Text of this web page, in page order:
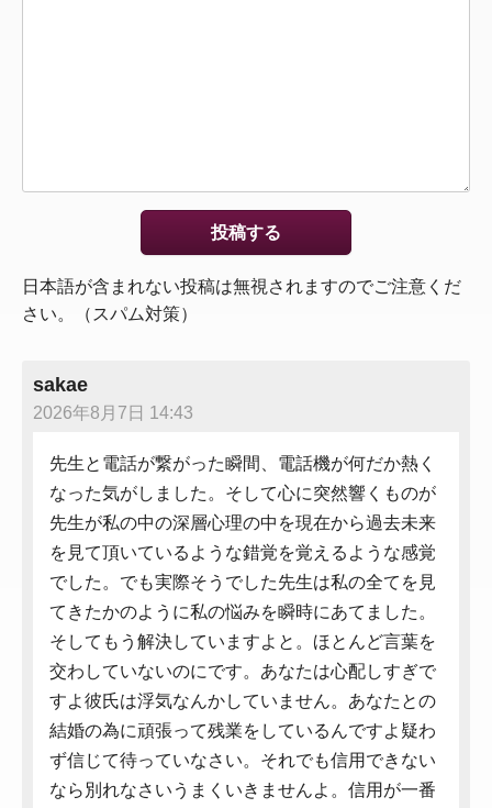
日本語が含まれない投稿は無視されますのでご注意くだ
さい。（スパム対策）
sakae
2026年8月7日 14:43
先生と電話が繋がった瞬間、電話機が何だか熱く
なった気がしました。そして心に突然響くものが
先生が私の中の深層心理の中を現在から過去未来
を見て頂いているような錯覚を覚えるような感覚
でした。でも実際そうでした先生は私の全てを見
てきたかのように私の悩みを瞬時にあてました。
そしてもう解決していますよと。ほとんど言葉を
交わしていないのにです。あなたは心配しすぎで
すよ彼氏は浮気なんかしていません。あなたとの
結婚の為に頑張って残業をしているんですよ疑わ
ず信じて待っていなさい。それでも信用できない
なら別れなさいうまくいきませんよ。信用が一番